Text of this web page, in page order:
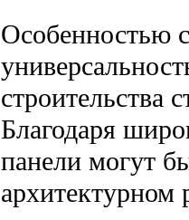
Особенностью
строительства
Благодаря
панели могут
архитектурном